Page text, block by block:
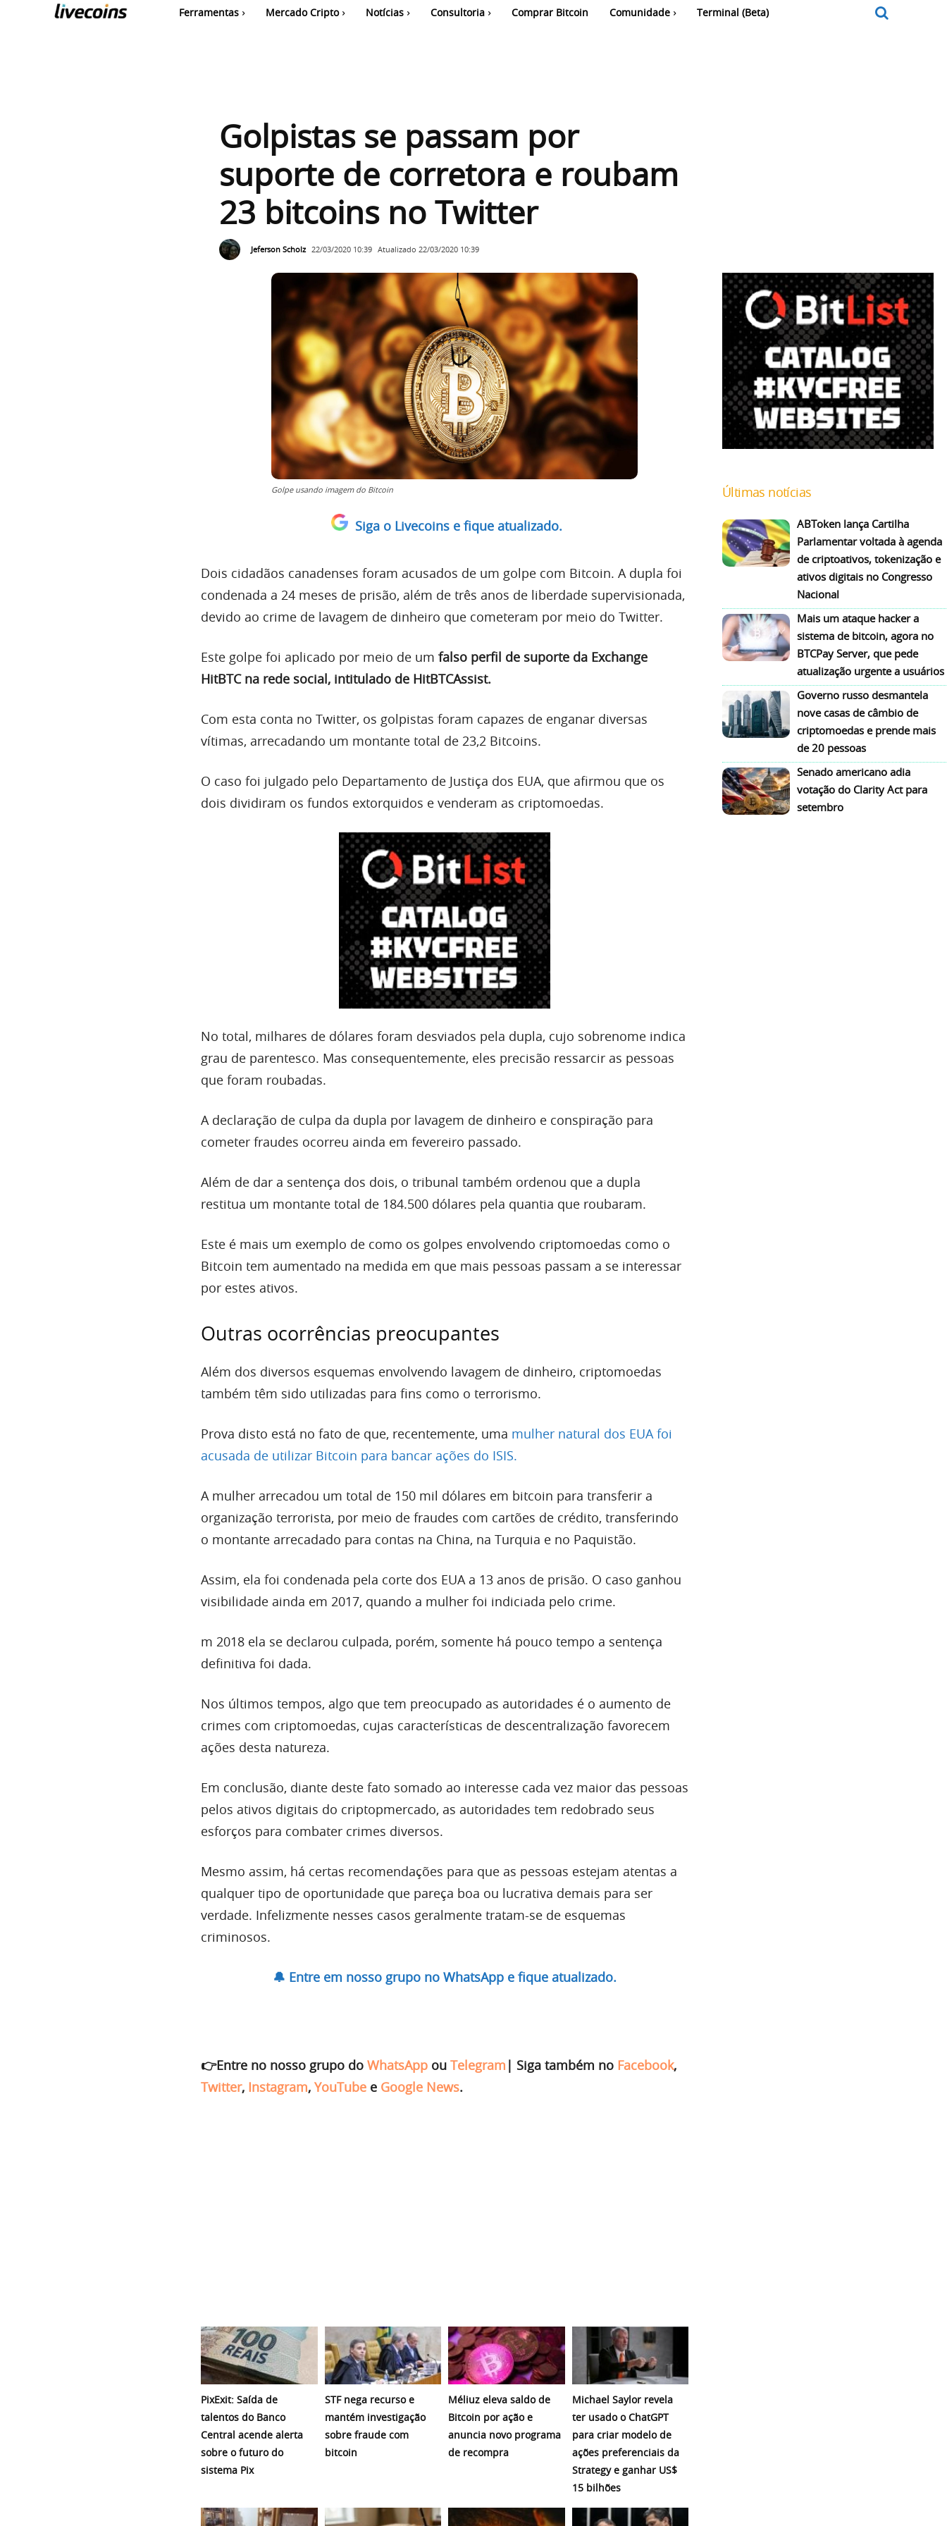
Ferramentas Mercado Cripto Notícias Consultoria Comprar Bitcoin Comunidade Terminal (Beta)
Golpistas se passam por
suporte de corretora e roubam
23 bitcoins no Twitter
Jeferson Scholz 22/03/2020 10:39 Atualizado 22/03/2020 10:39
Golpe usando imagem do Bitcoin
Siga o Livecoins e fique atualizado.
Dois cidadãos canadenses foram acusados de um golpe com Bitcoin. A dupla foi
condenada a 24 meses de prisão, além de três anos de liberdade supervisionada,
devido ao crime de lavagem de dinheiro que cometeram por meio do Twitter.
Este golpe foi aplicado por meio de um falso perfil de suporte da Exchange
HitBTC na rede social, intitulado de HitBTCAssist.
Com esta conta no Twitter, os golpistas foram capazes de enganar diversas
vítimas, arrecadando um montante total de 23,2 Bitcoins.
O caso foi julgado pelo Departamento de Justiça dos EUA, que afirmou que os
dois dividiram os fundos extorquidos e venderam as criptomoedas.
No total, milhares de dólares foram desviados pela dupla, cujo sobrenome indica
grau de parentesco. Mas consequentemente, eles precisão ressarcir as pessoas
que foram roubadas.
A declaração de culpa da dupla por lavagem de dinheiro e conspiração para
cometer fraudes ocorreu ainda em fevereiro passado.
Além de dar a sentença dos dois, o tribunal também ordenou que a dupla
restitua um montante total de 184.500 dólares pela quantia que roubaram.
Este é mais um exemplo de como os golpes envolvendo criptomoedas como o
Bitcoin tem aumentado na medida em que mais pessoas passam a se interessar
por estes ativos.
Outras ocorrências preocupantes
Além dos diversos esquemas envolvendo lavagem de dinheiro, criptomoedas
também têm sido utilizadas para fins como o terrorismo.
Prova disto está no fato de que, recentemente, uma mulher natural dos EUA foi
acusada de utilizar Bitcoin para bancar ações do ISIS.
A mulher arrecadou um total de 150 mil dólares em bitcoin para transferir a
organização terrorista, por meio de fraudes com cartões de crédito, transferindo
o montante arrecadado para contas na China, na Turquia e no Paquistão.
Assim, ela foi condenada pela corte dos EUA a 13 anos de prisão. O caso ganhou
visibilidade ainda em 2017, quando a mulher foi indiciada pelo crime.
m 2018 ela se declarou culpada, porém, somente há pouco tempo a sentença
definitiva foi dada.
Nos últimos tempos, algo que tem preocupado as autoridades é o aumento de
crimes com criptomoedas, cujas características de descentralização favorecem
ações desta natureza.
Em conclusão, diante deste fato somado ao interesse cada vez maior das pessoas
pelos ativos digitais do criptopmercado, as autoridades tem redobrado seus
esforços para combater crimes diversos.
Mesmo assim, há certas recomendações para que as pessoas estejam atentas a
qualquer tipo de oportunidade que pareça boa ou lucrativa demais para ser
verdade. Infelizmente nesses casos geralmente tratam-se de esquemas
criminosos.
🔔 Entre em nosso grupo no WhatsApp e fique atualizado.
👉Entre no nosso grupo do WhatsApp ou Telegram | Siga também no Facebook,
Twitter, Instagram, YouTube e Google News.
PixExit: Saída de
talentos do Banco
Central acende alerta
sobre o futuro do
sistema Pix
STF nega recurso e
mantém investigação
sobre fraude com
bitcoin
Méliuz eleva saldo de
Bitcoin por ação e
anuncia novo programa
de recompra
Michael Saylor revela
ter usado o ChatGPT
para criar modelo de
ações preferenciais da
Strategy e ganhar US$
15 bilhões
Últimas notícias
ABToken lança Cartilha
Parlamentar voltada à agenda
de criptoativos, tokenização e
ativos digitais no Congresso
Nacional
Mais um ataque hacker a
sistema de bitcoin, agora no
BTCPay Server, que pede
atualização urgente a usuários
Governo russo desmantela
nove casas de câmbio de
criptomoedas e prende mais
de 20 pessoas
Senado americano adia
votação do Clarity Act para
setembro